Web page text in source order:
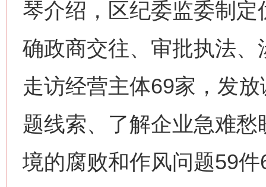
琴介绍，区纪委监委制
确政商交往、审批执法
走访经营主体69家，发
题线索、了解企业急难
境的腐败和作风问题59